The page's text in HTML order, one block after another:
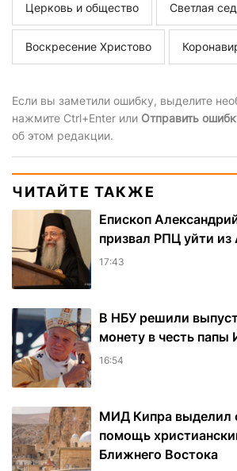
Церковь и общество Светлая
Воскресение Христово
Если вы заметили ошибку, выделите
нажмите Ctrl+Enter или Отправить
об этом редакции.
ЧИТАЙТЕ ТАКЖЕ
Епископ
призвал РПЦ уйти
17:43
В НБУ решили
монету в честь папы
16:54
МИД Кипра выделил
помощь
Ближнего Востока